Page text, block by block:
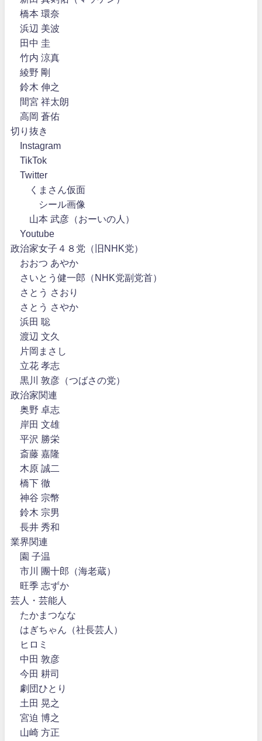
橋本 環奈
浜辺 美波
田中 圭
竹内 涼真
綾野 剛
鈴木 伸之
間宮 祥太朗
高岡 蒼佑
切り抜き
Instagram
TikTok
Twitter
くまさん仮面
シール画像
山本 武彦（おーいの人）
Youtube
政治家女子４８党（旧NHK党）
おおつ あやか
さいとう健一郎（NHK党副党首）
さとう さおり
さとう さやか
浜田 聡
渡辺 文久
片岡まさし
立花 孝志
黒川 敦彦（つばさの党）
政治家関連
奥野 卓志
岸田 文雄
平沢 勝栄
斎藤 嘉隆
木原 誠二
橋下 徹
神谷 宗幣
鈴木 宗男
長井 秀和
業界関連
園 子温
市川 團十郎（海老蔵）
旺季 志ずか
芸人・芸能人
たかまつなな
はぎちゃん（社長芸人）
ヒロミ
中田 敦彦
今田 耕司
劇団ひとり
土田 晃之
宮迫 博之
山崎 方正